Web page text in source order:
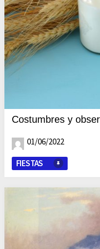
Costumbres y
01/06/2022
FIESTAS